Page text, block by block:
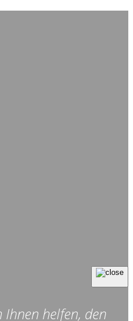
helfen, den